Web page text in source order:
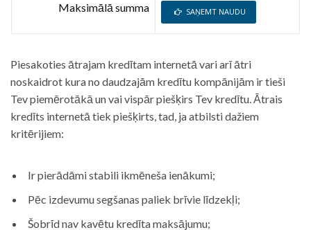
Maksimālā summa SAŅEMT NAUDU
Piesakoties ātrajam kredītam internetā vari arī ātri
noskaidrot kura no daudzajām kredītu kompānijām ir tieši
Tev piemērotākā un vai vispār piešķirs Tev kredītu. Ātrais
kredīts internetā tiek piešķirts, tad, ja atbilsti dažiem
kritērijiem:
Ir pierādāmi stabili ikmēneša ienākumi;
Pēc izdevumu segšanas paliek brīvie līdzekļi;
Šobrīd nav kavētu kredīta maksājumu;